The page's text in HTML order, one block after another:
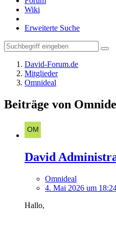
Wiki
Erweiterte Suche
David-Forum.de
Mitglieder
Omnideal
Beiträge von
David
Omnideal
4. Mai 2026 um
Hallo,